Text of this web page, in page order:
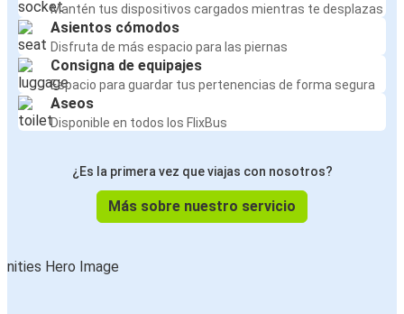
Mantén tus dispositivos cargados mientras te desplazas
Asientos cómodos
Disfruta de más espacio para las piernas
Consigna de equipajes
Espacio para guardar tus pertenencias de forma segura
Aseos
Disponible en todos los FlixBus
¿Es la primera vez que viajas con nosotros?
Más sobre nuestro servicio